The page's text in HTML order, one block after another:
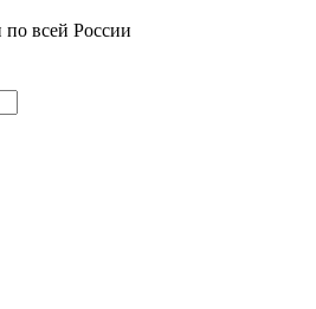
всей России